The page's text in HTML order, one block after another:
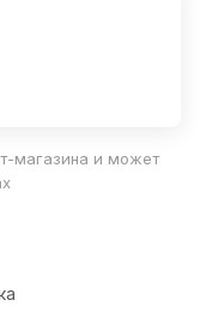
магазина и может